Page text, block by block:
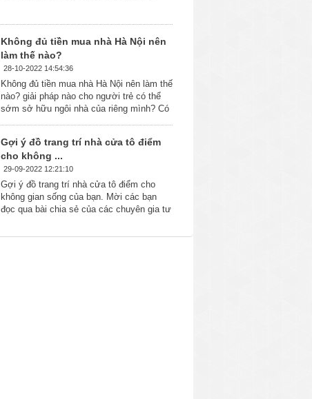
Không đủ tiền mua nhà Hà Nội nên
làm thế nào?
28-10-2022 14:54:36
Không đủ tiền mua nhà Hà Nội nên làm thế
nào? giải pháp nào cho người trẻ có thể
sớm sở hữu ngôi nhà của riêng mình? Có
Gợi ý đồ trang trí nhà cửa tô điểm
cho không ...
29-09-2022 12:21:10
Gợi ý đồ trang trí nhà cửa tô điểm cho
không gian sống của bạn. Mời các bạn
đọc qua bài chia sẻ của các chuyên gia tư